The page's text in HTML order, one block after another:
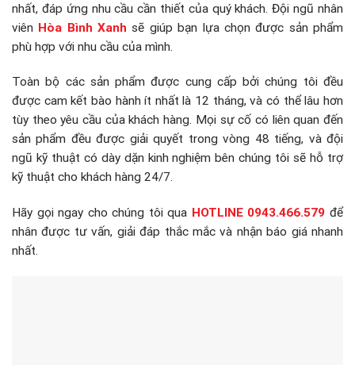
nhất, đáp ứng nhu cầu cần thiết của quý khách. Đội ngũ nhân
viên Hòa Bình Xanh sẽ giúp bạn lựa chọn được sản phẩm
phù hợp với nhu cầu của mình.
Toàn bộ các sản phẩm được cung cấp bởi chúng tôi đều
được cam kết bào hành ít nhất là 12 tháng, và có thể lâu hơn
tùy theo yêu cầu của khách hàng. Mọi sự cố có liên quan đến
sản phẩm đều được giải quyết trong vòng 48 tiếng, và đội
ngũ kỹ thuật có dày dặn kinh nghiệm bên chúng tôi sẽ hỗ trợ
kỹ thuật cho khách hàng 24/7.
Hãy gọi ngay cho chúng tôi qua HOTLINE 0943.466.579 để
nhân được tư vấn, giải đáp thắc mắc và nhận báo giá nhanh
nhất.